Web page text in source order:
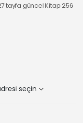
tayfa güncel Kitap 256
seçin